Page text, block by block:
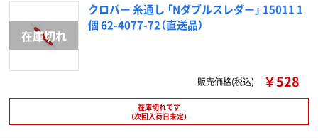
クロバー 糸通し 「Nダブルスレダー」 15011 1
個 62-4077-72（直送品）
販売価格(税込) ￥528
在庫切れです
（次回入荷日未定）